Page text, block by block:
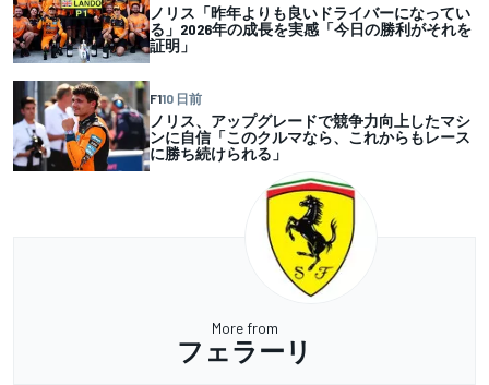
ノリス「昨年よりも良いドライバーになってい
る」2026年の成長を実感「今日の勝利がそれを
証明」
F110 日前
ノリス、アップグレードで競争力向上したマシ
ンに自信「このクルマなら、これからもレース
に勝ち続けられる」
More from
フェラーリ